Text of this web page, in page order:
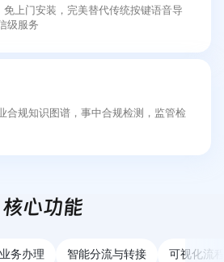
上门安装，完美替代传统按键语音导
级服务
合规知识图谱，事中合规检测，监管检
核心功能
务办理 智能分流与转接 可视化流